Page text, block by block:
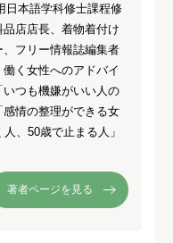
日本語学科修士課程修
店店長、着物着付け
フリー情報誌編集者
く女性へのアドバイ
つも機嫌がいい人の
情の整理ができる女
、50歳で止まる人」
著者ページを見る